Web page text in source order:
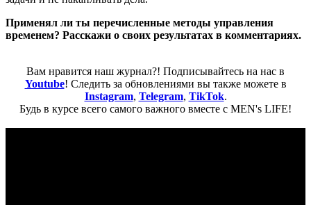
Применял ли ты перечисленные методы управления
временем? Расскажи о своих результатах в комментариях.
Вам нравится наш журнал?! Подписывайтесь на нас в
Youtube! Следить за обновлениями вы также можете в
Instagram, Telegram, TikTok.
Будь в курсе всего самого важного вместе с MEN's LIFE!